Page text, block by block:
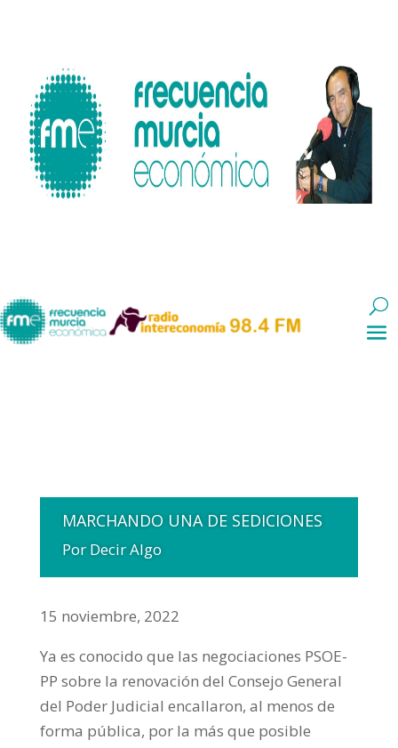
MARCHANDO UNA DE SEDICIONES
Por Decir Algo
15 noviembre, 2022
Ya es conocido que las negociaciones PSOE-
PP sobre la renovación del Consejo General
del Poder Judicial encallaron, al menos de
forma pública, por la más que posible